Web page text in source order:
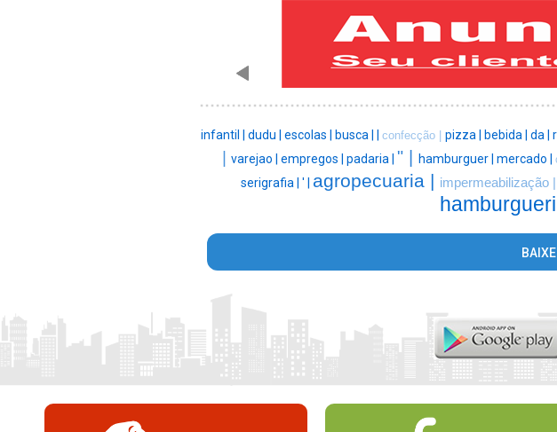
infantil | dudu | escolas | busca | confecção | pizza | bebida | da |
varejao | empregos | padaria | " | hamburguer | mercado |
serigrafia | ' | agropecuaria | impermeabilização |